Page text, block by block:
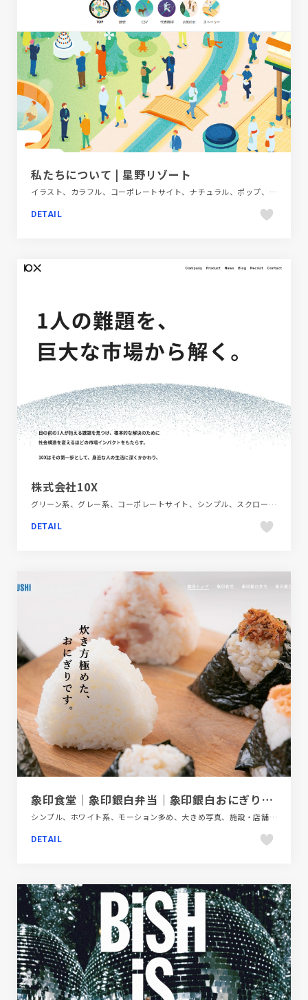
私たちについて | 星野リゾート
イラスト、カラフル、コーポレートサイト、ナチュラル、ポップ、旅行・ホテル・観光
DETAIL
株式会社10X
グリーン系、グレー系、コーポレートサイト、シンプル、スクロールエフェクト、スタイリッシュ、ダイナミック、テクノロジー・サイエンス、ブルー系、ホワイト系、モーション多め、レッド系
DETAIL
象印食堂｜象印銀白弁当｜象印銀白おにぎりの公式サイト
シンプル、ホワイト系、モーション多め、大きめ写真、施設・店舗サイト、日本テイスト、飲料・食品、飲食店・グルメ・ウェディング
DETAIL